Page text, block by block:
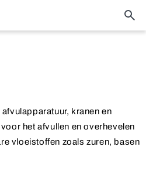
kranen en
het afvullen en overhevelen
vloeistoffen zoals zuren, basen